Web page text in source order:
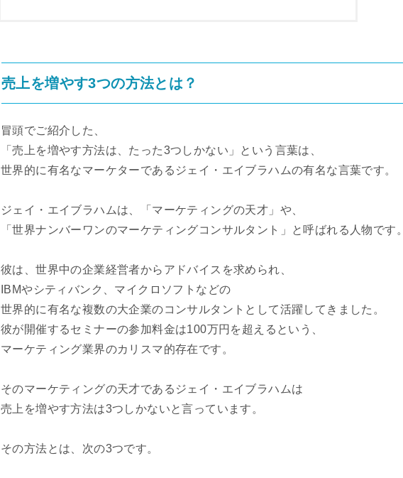
売上を増やす3つの方法とは？
冒頭でご紹介した、
「売上を増やす方法は、たった3つしかない」という言葉は、
世界的に有名なマーケターであるジェイ・エイブラハムの有名な言葉です。
ジェイ・エイブラハムは、「マーケティングの天才」や、
「世界ナンバーワンのマーケティングコンサルタント」と呼ばれる人物です。
彼は、世界中の企業経営者からアドバイスを求められ、
IBMやシティバンク、マイクロソフトなどの
世界的に有名な複数の大企業のコンサルタントとして活躍してきました。
彼が開催するセミナーの参加料金は100万円を超えるという、
マーケティング業界のカリスマ的存在です。
そのマーケティングの天才であるジェイ・エイブラハムは
売上を増やす方法は3つしかないと言っています。
その方法とは、次の3つです。